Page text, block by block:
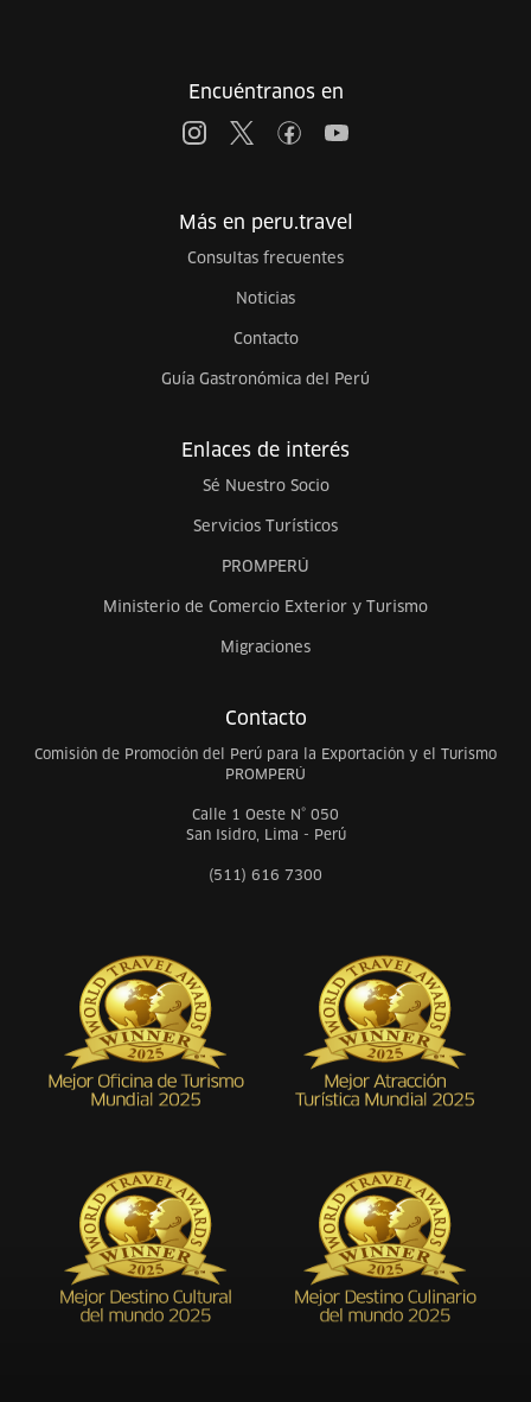
Encuéntranos en
Más en peru.travel
Consultas frecuentes
Noticias
Contacto
Guía Gastronómica del Perú
Enlaces de interés
Sé Nuestro Socio
Servicios Turísticos
PROMPERÚ
Ministerio de Comercio Exterior y Turismo
Migraciones
Contacto
Comisión de Promoción del Perú para la Exportación y el Turismo
PROMPERÚ
Calle 1 Oeste N° 050
San Isidro, Lima - Perú
(511) 616 7300